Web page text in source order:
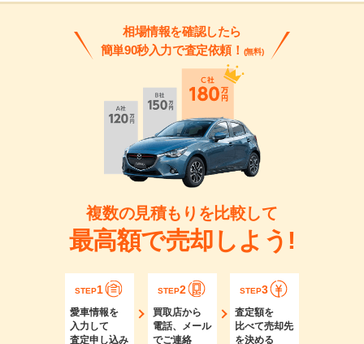
相場情報を確認したら
簡単90秒入力で査定依頼！ (無料)
複数の見積もりを比較して
最高額で売却しよう!
STEP1
愛車情報を
入力して
査定申し込み
STEP2
買取店から
電話、メール
でご連絡
STEP3
査定額を
比べて売却先
を決める